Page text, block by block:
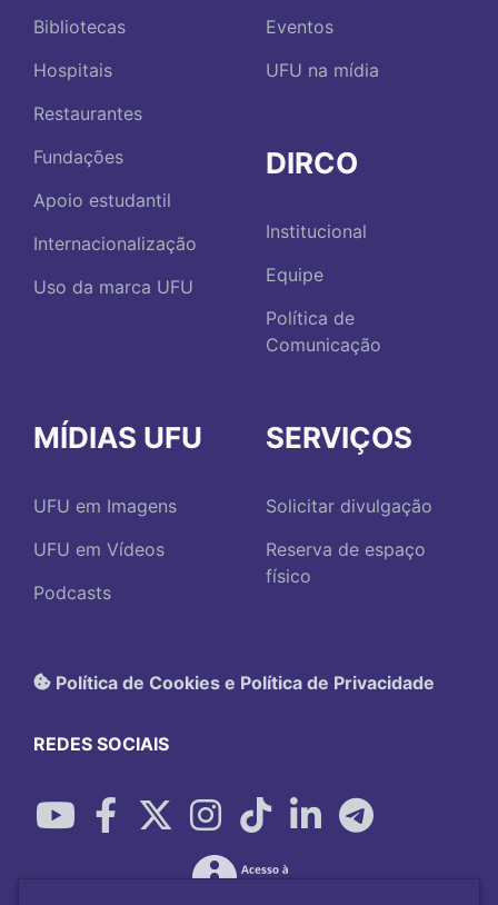
Bibliotecas
Hospitais
Restaurantes
Fundações
Apoio estudantil
Internacionalização
Uso da marca UFU
Eventos
UFU na mídia
DIRCO
Institucional
Equipe
Política de
Comunicação
MÍDIAS UFU
UFU em Imagens
UFU em Vídeos
Podcasts
SERVIÇOS
Solicitar divulgação
Reserva de espaço
físico
Política de Cookies e Política de Privacidade
REDES SOCIAIS